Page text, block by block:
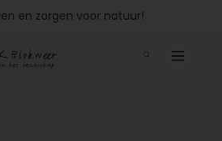
en zorgen voor natuur!